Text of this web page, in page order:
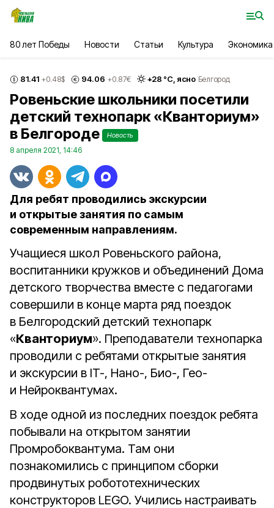
80 лет Победы Новости Статьи Культура Экономика
81.41 +0.48$ 94.06 +0.87€ +28 °С, ясно Белгород
Ровеньские школьники посетили
детский технопарк «Кванториум»
в Белгороде
Новость
8 апреля 2021, 14:46
Для ребят проводились экскурсии
и открытые занятия по самым
современным направлениям.
Учащиеся школ Ровеньского района,
воспитанники кружков и объединений Дома
детского творчества вместе с педагогами
совершили в конце марта ряд поездок
в Белгородский детский технопарк
«Кванториум». Преподаватели технопарка
проводили с ребятами открытые занятия
и экскурсии в IT-, Нано-, Био-, Гео-
и Нейроквантумах.
В ходе одной из последних поездок ребята
побывали на открытом занятии
Промробоквантума. Там они
познакомились с принципом сборки
продвинутых робототехнических
конструкторов LEGO. Учились настраивать